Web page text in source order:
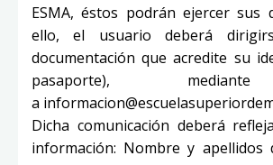
ESMA, éstos podrán ejercer sus
ello, el usuario deberá
documentación que acredite su
pasaporte),
a
Dicha comunicación deberá
información: Nombre y apellidos